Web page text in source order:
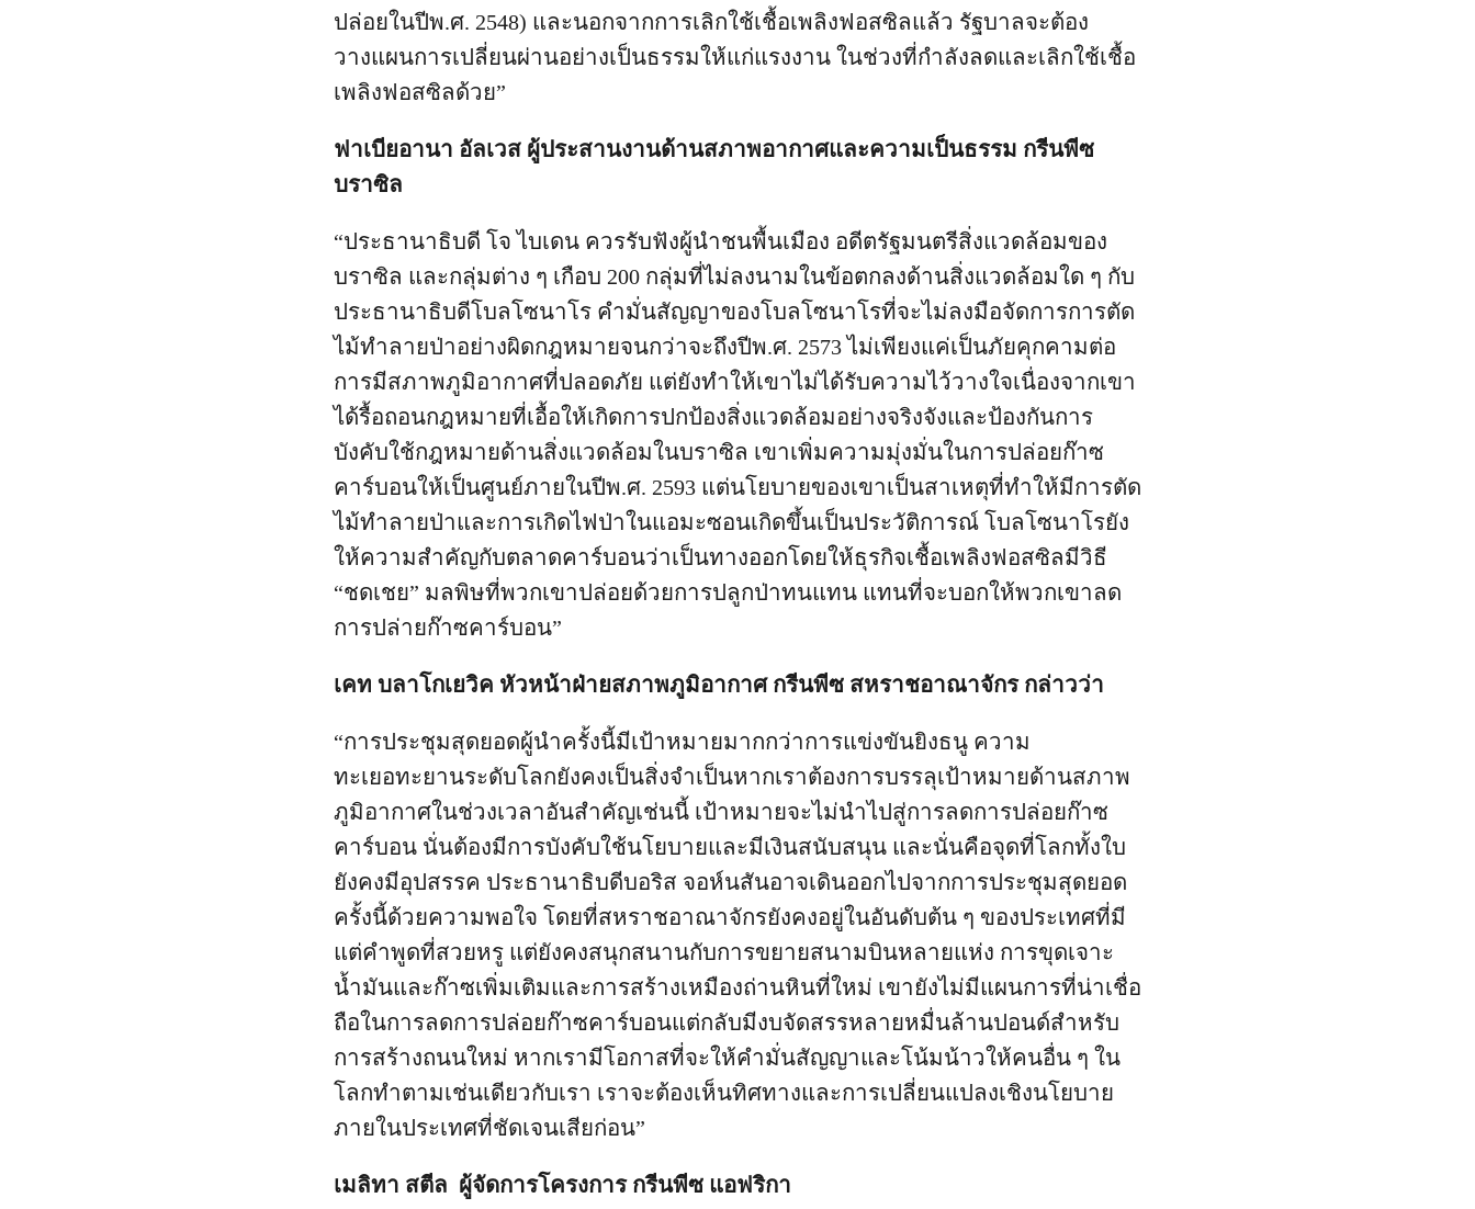
ปล่อยในปีพ.ศ. 2548) และนอกจากการเลิกใช้เชื้อเพลิงฟอสซิลแล้ว รัฐบาลจะต้อง
วางแผนการเปลี่ยนผ่านอย่างเป็นธรรมให้แก่แรงงาน ในช่วงที่กำลังลดและเลิกใช้เชื้อ
เพลิงฟอสซิลด้วย”
ฟาเบียอานา อัลเวส ผู้ประสานงานด้านสภาพอากาศและความเป็นธรรม กรีนพีซ
บราซิล
“ประธานาธิบดี โจ ไบเดน ควรรับฟังผู้นำชนพื้นเมือง อดีตรัฐมนตรีสิ่งแวดล้อมของ
บราซิล และกลุ่มต่าง ๆ เกือบ 200 กลุ่มที่ไม่ลงนามในข้อตกลงด้านสิ่งแวดล้อมใด ๆ กับ
ประธานาธิบดีโบลโซนาโร คำมั่นสัญญาของโบลโซนาโรที่จะไม่ลงมือจัดการการตัด
ไม้ทำลายป่าอย่างผิดกฎหมายจนกว่าจะถึงปีพ.ศ. 2573 ไม่เพียงแค่เป็นภัยคุกคามต่อ
การมีสภาพภูมิอากาศที่ปลอดภัย แต่ยังทำให้เขาไม่ได้รับความไว้วางใจเนื่องจากเขา
ได้รื้อถอนกฎหมายที่เอื้อให้เกิดการปกป้องสิ่งแวดล้อมอย่างจริงจังและป้องกันการ
บังคับใช้กฎหมายด้านสิ่งแวดล้อมในบราซิล เขาเพิ่มความมุ่งมั่นในการปล่อยก๊าซ
คาร์บอนให้เป็นศูนย์ภายในปีพ.ศ. 2593 แต่นโยบายของเขาเป็นสาเหตุที่ทำให้มีการตัด
ไม้ทำลายป่าและการเกิดไฟป่าในแอมะซอนเกิดขึ้นเป็นประวัติการณ์ โบลโซนาโรยัง
ให้ความสำคัญกับตลาดคาร์บอนว่าเป็นทางออกโดยให้ธุรกิจเชื้อเพลิงฟอสซิลมีวิธี
“ชดเชย” มลพิษที่พวกเขาปล่อยด้วยการปลูกป่าทนแทน แทนที่จะบอกให้พวกเขาลด
การปล่ายก๊าซคาร์บอน”
เคท บลาโกเยวิค หัวหน้าฝ่ายสภาพภูมิอากาศ กรีนพีซ สหราชอาณาจักร กล่าวว่า
“การประชุมสุดยอดผู้นำครั้งนี้มีเป้าหมายมากกว่าการแข่งขันยิงธนู ความ
ทะเยอทะยานระดับโลกยังคงเป็นสิ่งจำเป็นหากเราต้องการบรรลุเป้าหมายด้านสภาพ
ภูมิอากาศในช่วงเวลาอันสำคัญเช่นนี้ เป้าหมายจะไม่นำไปสู่การลดการปล่อยก๊าซ
คาร์บอน นั่นต้องมีการบังคับใช้นโยบายและมีเงินสนับสนุน และนั่นคือจุดที่โลกทั้งใบ
ยังคงมีอุปสรรค ประธานาธิบดีบอริส จอห์นสันอาจเดินออกไปจากการประชุมสุดยอด
ครั้งนี้ด้วยความพอใจ โดยที่สหราชอาณาจักรยังคงอยู่ในอันดับต้น ๆ ของประเทศที่มี
แต่คำพูดที่สวยหรู แต่ยังคงสนุกสนานกับการขยายสนามบินหลายแห่ง การขุดเจาะ
น้ำมันและก๊าซเพิ่มเติมและการสร้างเหมืองถ่านหินที่ใหม่ เขายังไม่มีแผนการที่น่าเชื่อ
ถือในการลดการปล่อยก๊าซคาร์บอนแต่กลับมีงบจัดสรรหลายหมื่นล้านปอนด์สำหรับ
การสร้างถนนใหม่ หากเรามีโอกาสที่จะให้คำมั่นสัญญาและโน้มน้าวให้คนอื่น ๆ ใน
โลกทำตามเช่นเดียวกับเรา เราจะต้องเห็นทิศทางและการเปลี่ยนแปลงเชิงนโยบาย
ภายในประเทศที่ชัดเจนเสียก่อน”
เมลิทา สตีล ผู้จัดการโครงการ กรีนพีซ แอฟริกา